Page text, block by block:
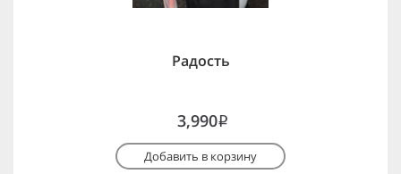
Радость
3,990i
Добавить в корзину